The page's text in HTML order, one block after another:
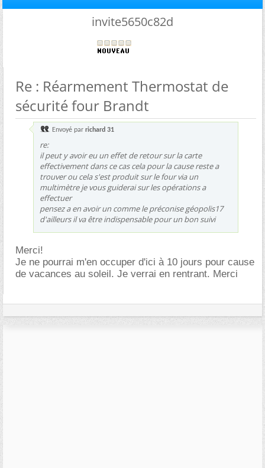
invite5650c82d
Re : Réarmement Thermostat de
sécurité four Brandt
Envoyé par richard 31
re:
il peut y avoir eu un effet de retour sur la carte
effectivement dans ce cas cela pour la cause reste a
trouver ou cela s'est produit sur le four via un
multimètre je vous guiderai sur les opérations a
effectuer
pensez a en avoir un comme le préconise géopolis17
d'ailleurs il va être indispensable pour un bon suivi
Merci!
Je ne pourrai m'en occuper d'ici à 10 jours pour cause
de vacances au soleil. Je verrai en rentrant. Merci